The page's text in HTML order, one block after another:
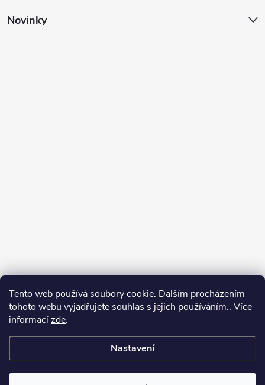
Tento web používá soubory cookie. Dalším procházením
tohoto webu vyjadřujete souhlas s jejich používáním.. Více
informacízde.
Nastavení
Novinky
Copyright 2026Můj e-shop. Všechna práva vyhrazena.